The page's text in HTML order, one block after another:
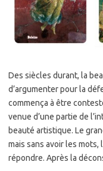
Des siècles durant, la
d’argumenter pour la
commença à être
venue d’une partie de
beauté artistique. Le
mais sans avoir les
répondre. Après la